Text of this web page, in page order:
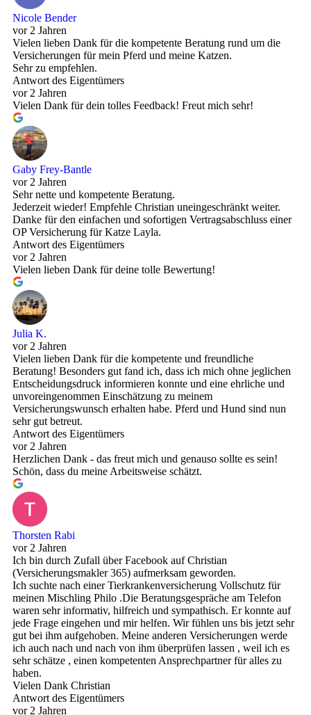
Nicole Bender
vor 2 Jahren
Vielen lieben Dank für die kompetente Beratung rund um die
Versicherungen für mein Pferd und meine Katzen.
Sehr zu empfehlen.
Antwort des Eigentümers
vor 2 Jahren
Vielen Dank für dein tolles Feedback! Freut mich sehr!
Gaby Frey-Bantle
vor 2 Jahren
Sehr nette und kompetente Beratung.
Jederzeit wieder! Empfehle Christian uneingeschränkt weiter.
Danke für den einfachen und sofortigen Vertragsabschluss einer
OP Versicherung für Katze Layla.
Antwort des Eigentümers
vor 2 Jahren
Vielen lieben Dank für deine tolle Bewertung!
Julia K.
vor 2 Jahren
Vielen lieben Dank für die kompetente und freundliche
Beratung! Besonders gut fand ich, dass ich mich ohne jeglichen
Entscheidungsdruck informieren konnte und eine ehrliche und
unvoreingenommen Einschätzung zu meinem
Versicherungswunsch erhalten habe. Pferd und Hund sind nun
sehr gut betreut.
Antwort des Eigentümers
vor 2 Jahren
Herzlichen Dank - das freut mich und genauso sollte es sein!
Schön, dass du meine Arbeitsweise schätzt.
Thorsten Rabi
vor 2 Jahren
Ich bin durch Zufall über Facebook auf Christian
(Versicherungsmakler 365) aufmerksam geworden.
Ich suchte nach einer Tierkrankenversicherung Vollschutz für
meinen Mischling Philo .Die Beratungsgespräche am Telefon
waren sehr informativ, hilfreich und sympathisch. Er konnte auf
jede Frage eingehen und mir helfen. Wir fühlen uns bis jetzt sehr
gut bei ihm aufgehoben. Meine anderen Versicherungen werde
ich auch nach und nach von ihm überprüfen lassen , weil ich es
sehr schätze , einen kompetenten Ansprechpartner für alles zu
haben.
Vielen Dank Christian
Antwort des Eigentümers
vor 2 Jahren